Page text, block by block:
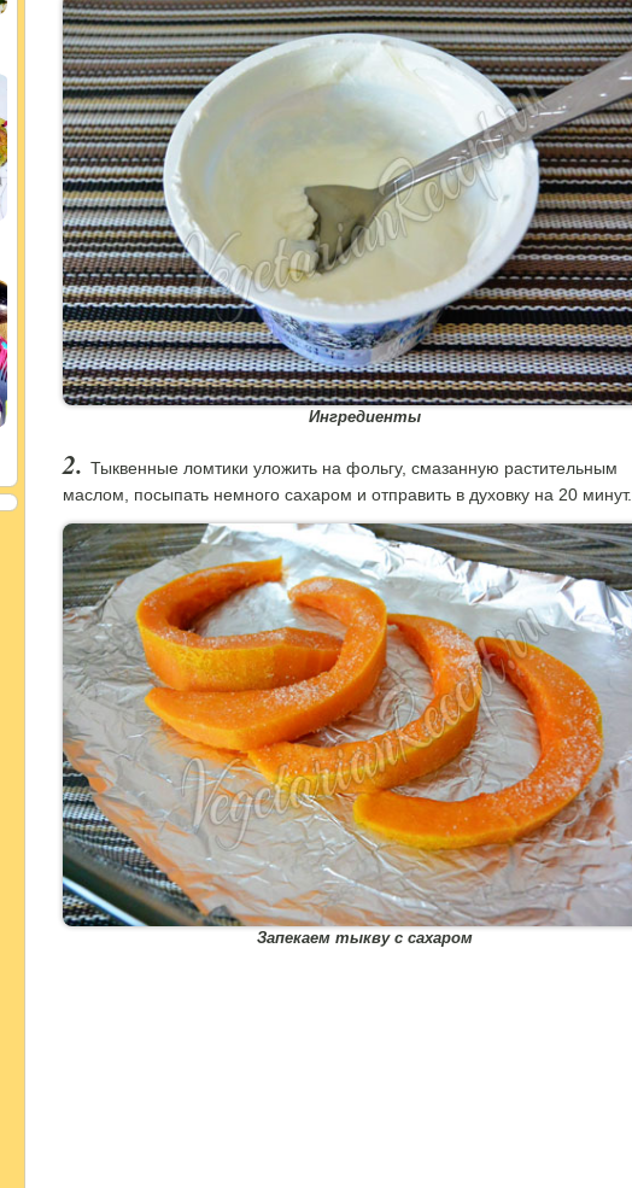
Ингредиенты
Тыквенные ломтики уложить на фольгу, смазанную растительным
маслом, посыпать немного сахаром и отправить в духовку на 20 минут.
Запекаем тыкву с сахаром